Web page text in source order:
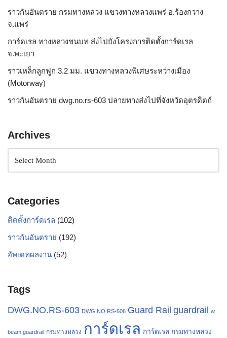
ราวกันอันตราย กรมทางหลวง แขวงทางหลวงแพร่ อ.ร้องกวาง
จ.แพร่
การ์ดเรล ทางหลวงชนบท ส่งไปยังโครงการติดตั้งการ์ดเรล
จ.พะเยา
ราวเหล็กลูกฟูก 3.2 มม. แขวงทางหลวงพิเศษระหว่างเมือง
(Motorway)
ราวกันอันตราย dwg.no.rs-603 ปลายทางส่งไปที่จังหวัดอุตรดิตถ์
Archives
Categories
ติดตั้งการ์ดเรล (102)
ราวกันอันตราย (192)
อัพเดทผลงาน (52)
Tags
DWG.NO.RS-603 DWG.NO.RS-606 Guard Rail guardrail w
beam guardrail กรมทางหลวง การ์ดเรล การ์ดเรล กรมทางหลวง